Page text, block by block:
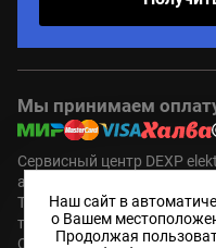
Мы принимаем
Сервисный центр DEXP
авторизованным (пост
Торговые марки DEXP
товарными знаками
Обозначения
Наш сайт в
о Вашем
Продолжая